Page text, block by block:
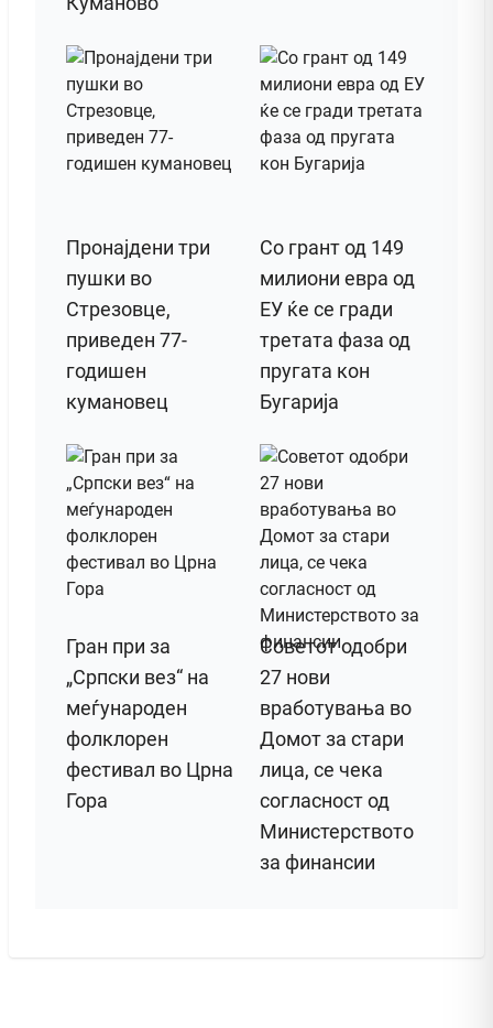
Пронајдени три
пушки во
Стрезовце,
приведен 77-
годишен
кумановец
Со грант од 149
милиони евра од
ЕУ ќе се гради
третата фаза од
пругата кон
Бугарија
Гран при за
„Српски вез“ на
меѓународен
фолклорен
фестивал во Црна
Гора
Советот одобри
27 нови
вработувања во
Домот за стари
лица, се чека
согласност од
Министерството
за финансии